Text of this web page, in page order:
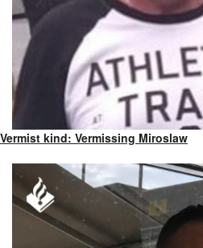
Vermist kind: Vermissing Miroslaw